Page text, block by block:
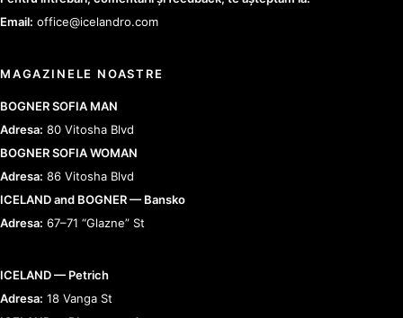
Email: office@icelandro.com
MAGAZINELE NOASTRE
BOGNER SOFIA MAN
Adresa: 80 Vitosha Blvd
BOGNER SOFIA WOMAN
Adresa: 86 Vitosha Blvd
ICELAND and BOGNER — Bansko
Adresa: 67–71 “Glazne” St
ICELAND — Petrich
Adresa: 18 Vanga St